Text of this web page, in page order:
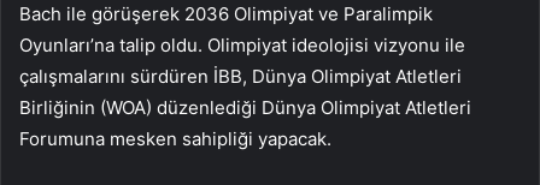
Bach ile görüşerek 2036 Olimpiyat ve Paralimpik
Oyunları’na talip oldu. Olimpiyat ideolojisi vizyonu ile
çalışmalarını sürdüren İBB, Dünya Olimpiyat Atletleri
Birliğinin (WOA) düzenlediği Dünya Olimpiyat Atletleri
Forumuna mesken sahipliği yapacak.